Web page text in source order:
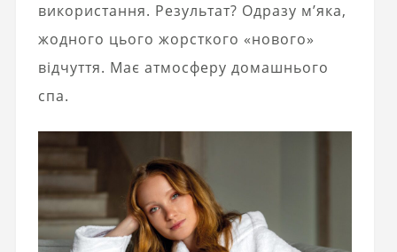
використання. Результат? Одразу м’яка,
жодного цього жорсткого «нового»
відчуття. Має атмосферу домашнього
спа.